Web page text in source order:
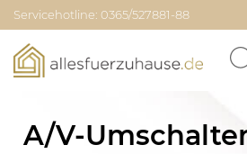
Servicehotline: 0365/527881-88
A/V-